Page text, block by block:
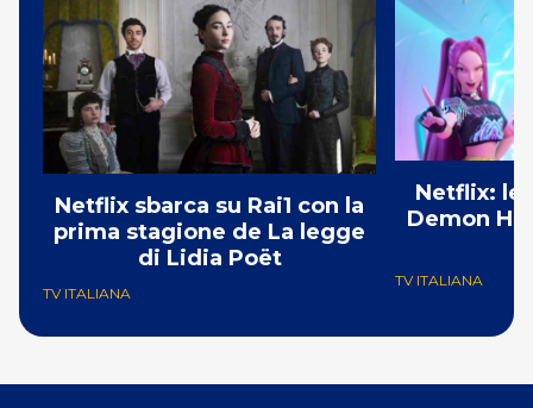
Netflix sbarca su Rai1 con la
prima stagione de La legge
di Lidia Poët
TV ITALIANA
Netflix: le
Demon
TV ITALIANA